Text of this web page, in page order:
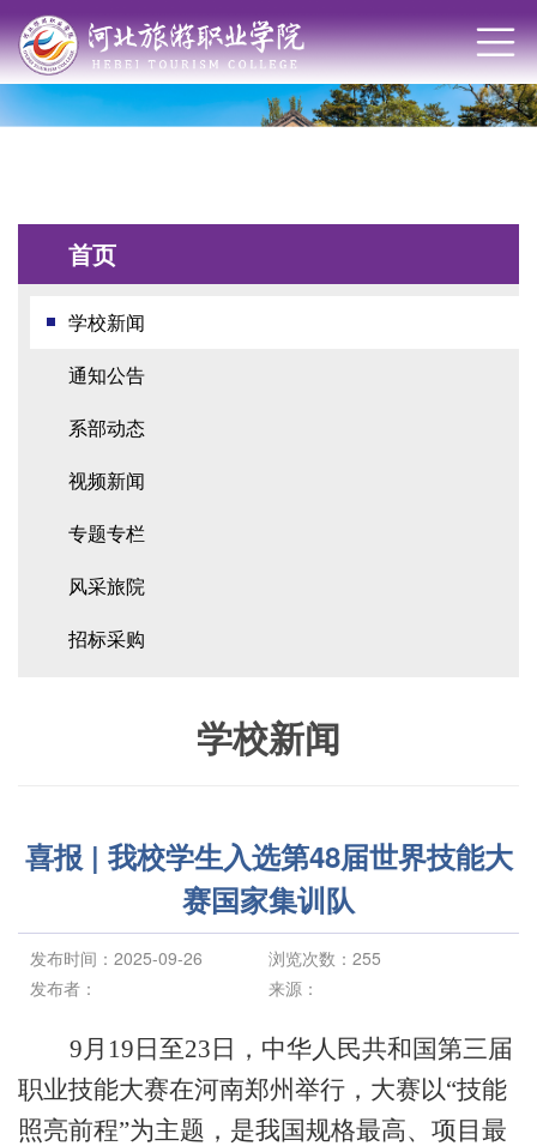
首页
学校新闻
通知公告
系部动态
视频新闻
专题专栏
风采旅院
招标采购
学校新闻
喜报 | 我校学生入选第48届世界技能大
赛国家集训队
发布时间：2025-09-26 浏览次数： 255
发布者：
来源：
9月19日至23日，中华人民共和国第三届
职业技能大赛在河南郑州举行， 大赛以“技能
照亮前程”为主题， 是我国规格最高、项目最